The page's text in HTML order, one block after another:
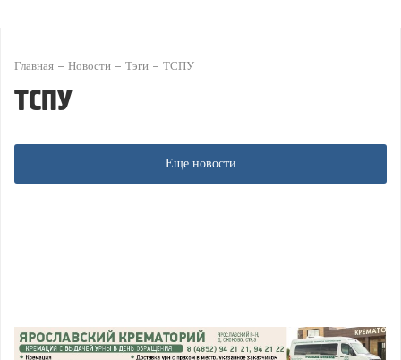
Главная Новости Тэги ТСПУ
ТСПУ
Еще новости